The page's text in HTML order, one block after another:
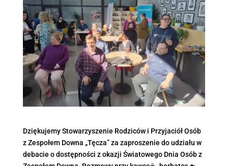
Dziękujemy Stowarzyszenie Rodziców i Przyjaciół Osób
z Zespołem Downa „Tęcza” za zaproszenie do udziału w
debacie o dostępności z okazji Światowego Dnia Osób z